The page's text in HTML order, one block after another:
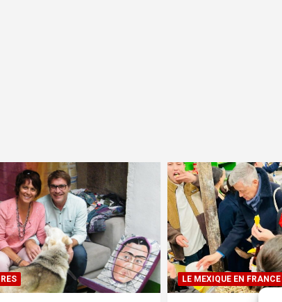
LE MEXIQUE EN FRANCE